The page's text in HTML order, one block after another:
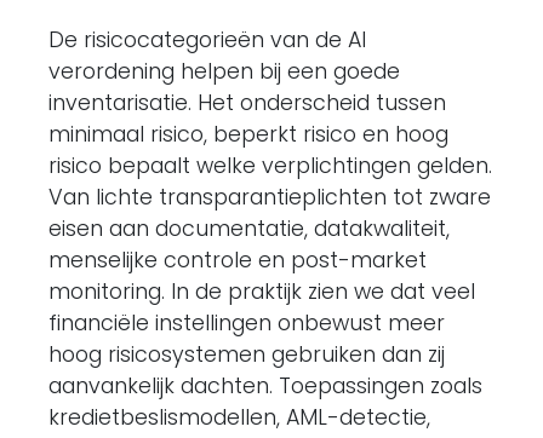
De risicocategorieën van de AI
verordening helpen bij een goede
inventarisatie. Het onderscheid tussen
minimaal risico, beperkt risico en hoog
risico bepaalt welke verplichtingen gelden.
Van lichte transparantieplichten tot zware
eisen aan documentatie, datakwaliteit,
menselijke controle en post-market
monitoring. In de praktijk zien we dat veel
financiële instellingen onbewust meer
hoog risicosystemen gebruiken dan zij
aanvankelijk dachten. Toepassingen zoals
kredietbeslismodellen, AML-detectie,